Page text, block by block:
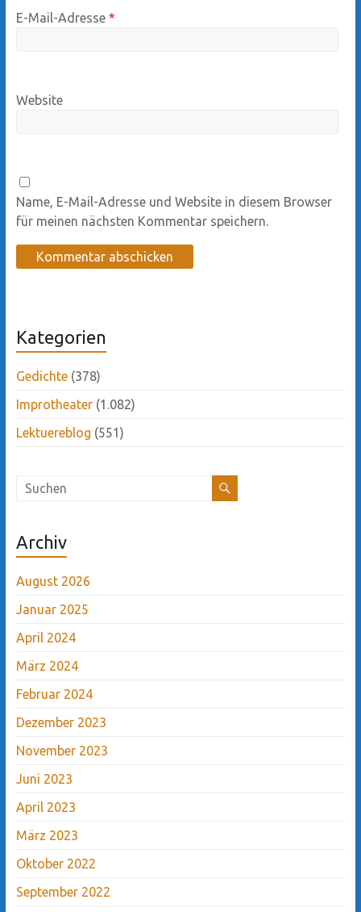
E-Mail-Adresse *
Website
Name, E-Mail-Adresse und Website in diesem Browser
für meinen nächsten Kommentar speichern.
Kategorien
Gedichte(378)
Improtheater(1.082)
Lektuereblog (551)
Archiv
August 2026
Januar 2025
April 2024
März 2024
Februar 2024
Dezember 2023
November 2023
Juni 2023
April 2023
März 2023
Oktober 2022
September 2022